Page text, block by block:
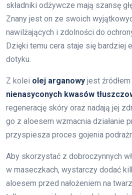
składniki odżywcze mają szansę
Znany jest on ze swoich
nawilżających i zdolności do
Dzięki temu cera staje się bardziej
dotyku.
Z kolei olej arganowy jest źródłem
nienasyconych kwasów
regenerację skóry oraz nadają jej
go z aloesem wzmacnia działanie
przyspiesza proces gojenia
Aby skorzystać z dobroczynnych
w maseczkach, wystarczy dodać
aloesem przed nałożeniem na